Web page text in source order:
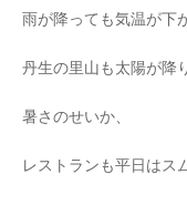
雨が降っても気温が下
丹生の里山も太陽が降
暑さのせいか、
レストランも平日はス